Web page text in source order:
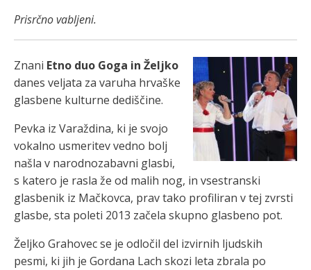
Prisrčno vabljeni.
Znani Etno duo Goga in Željko
danes veljata za varuha hrvaške
glasbene kulturne dediščine.
Pevka iz Varaždina, ki je svojo
vokalno usmeritev vedno bolj
našla v narodnozabavni glasbi,
s katero je rasla že od malih nog, in vsestranski
glasbenik iz Mačkovca, prav tako profiliran v tej zvrsti
glasbe, sta poleti 2013 začela skupno glasbeno pot.
Željko Grahovec se je odločil del izvirnih ljudskih
pesmi, ki jih je Gordana Lach skozi leta zbrala po